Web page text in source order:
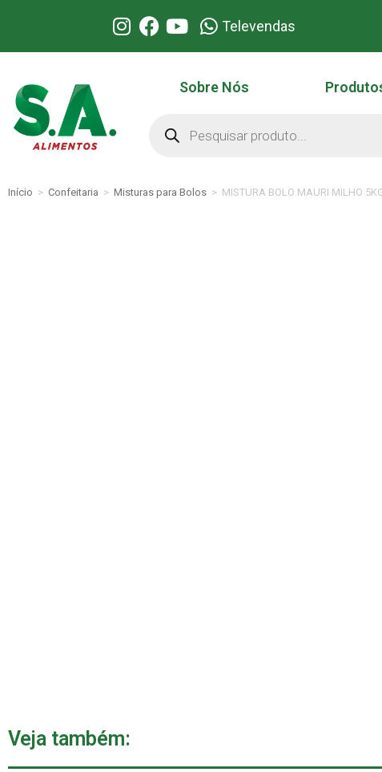
Televendas
Sobre Nós
Início > Confeitaria > Misturas para Bolos > MISTURA BOLO MAURI MILHO
Veja também: